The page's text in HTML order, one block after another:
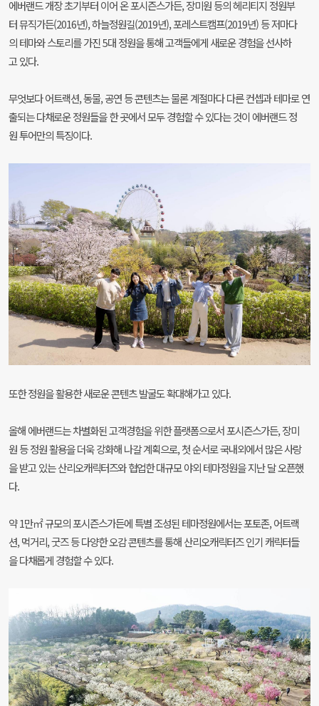
에버랜드 개장 초기부터 이어 온 포시즌스가든, 장미원 등의 헤리티지 정원부
터 뮤직가든(2016년), 하늘정원길(2019년), 포레스트캠프(2019년) 등 저마다
의 테마와 스토리를 가진 5대 정원을 통해 고객들에게 새로운 경험을 선사하
고 있다.
무엇보다 어트랙션, 동물, 공연 등 콘텐츠는 물론 계절마다 다른 컨셉과 테마로 연
출되는 다채로운 정원들을 한 곳에서 모두 경험할 수 있다는 것이 에버랜드 정
원 투어만의 특징이다.
또한 정원을 활용한 새로운 콘텐츠 발굴도 확대해가고 있다.
올해 에버랜드는 차별화된 고객경험을 위한 플랫폼으로서 포시즌스가든, 장미
원 등 정원 활용을 더욱 강화해 나갈 계획으로, 첫 순서로 국내외에서 많은 사랑
을 받고 있는 산리오캐릭터즈와 협업한 대규모 야외 테마정원을 지난 달 오픈했
다.
약 1만㎡ 규모의 포시즌스가든에 특별 조성된 테마정원에서는 포토존, 어트랙
션, 먹거리, 굿즈 등 다양한 오감 콘텐츠를 통해 산리오캐릭터즈 인기 캐릭터들
을 다채롭게 경험할 수 있다.